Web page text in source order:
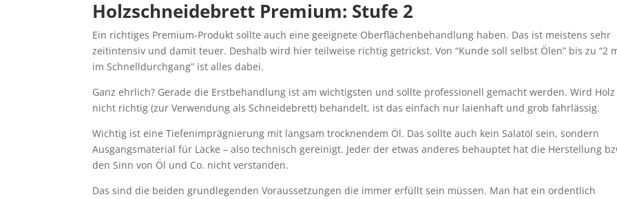
Holzschneidebrett Premium: Stufe 2
Ein richtiges Premium-Produkt sollte auch eine geeignete Oberflächenbehandlung haben. Das ist meistens sehr
zeitintensiv und damit teuer. Deshalb wird hier teilweise richtig getrickst. Von “Kunde soll selbst Ölen” bis zu “2
im Schnelldurchgang” ist alles dabei.
Ganz ehrlich? Gerade die Erstbehandlung ist am wichtigsten und sollte professionell gemacht werden. Wird Holz
nicht richtig (zur Verwendung als Schneidebrett) behandelt, ist das einfach nur laienhaft und grob fahrlässig.
Wichtig ist eine Tiefenimprägnierung mit langsam trocknendem Öl. Das sollte auch kein Salatöl sein, sondern
Ausgangsmaterial für Lacke – also technisch gereinigt. Jeder der etwas anderes behauptet hat die Herstellung
den Sinn von Öl und Co. nicht verstanden.
Das sind die beiden grundlegenden Voraussetzungen die immer erfüllt sein müssen. Man hat ein ordentlich